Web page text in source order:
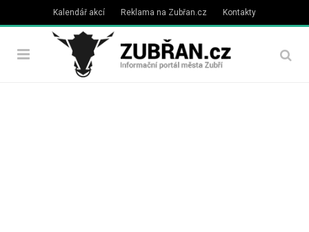
Kalendář akcí Reklama na Zubřan.cz Kontakty